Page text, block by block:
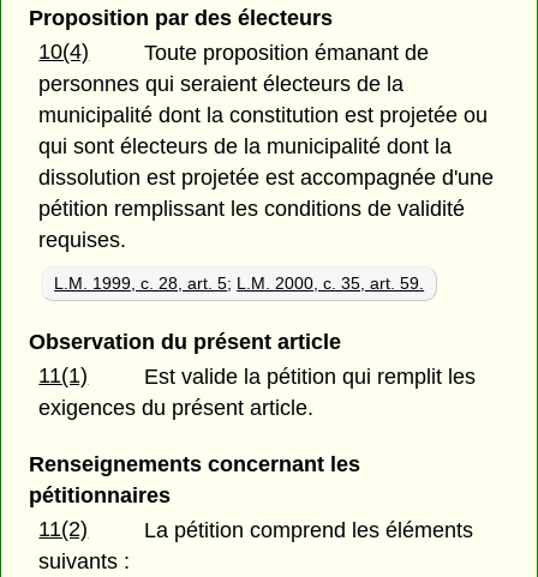
Proposition par des électeurs
10(4)
Toute proposition émanant de
personnes qui seraient électeurs de la
municipalité dont la constitution est projetée ou
qui sont électeurs de la municipalité dont la
dissolution est projetée est accompagnée d'une
pétition remplissant les conditions de validité
requises.
L.M. 1999, c. 28, art. 5; L.M. 2000, c. 35, art. 59.
Observation du présent article
11(1)
Est valide la pétition qui remplit les
exigences du présent article.
Renseignements concernant les
pétitionnaires
11(2)
La pétition comprend les éléments
suivants :